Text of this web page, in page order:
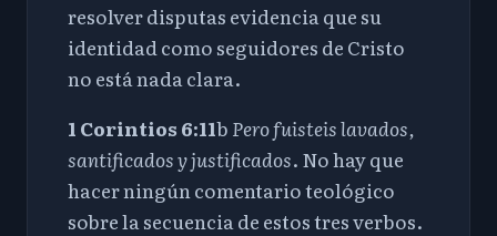
resolver disputas evidencia que su
identidad como seguidores de Cristo
no está nada clara.
1 Corintios 6:11b Pero fuisteis lavados,
santificados y justificados. No hay que
hacer ningún comentario teológico
sobre la secuencia de estos tres verbos.